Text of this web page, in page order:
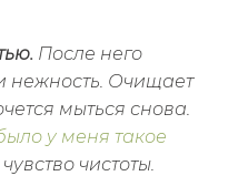
После него
нежность. Очищает
мыться снова.
у меня такое
чистоты.